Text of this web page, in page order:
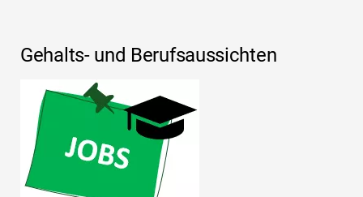
Gehalts- und Berufsaussichten